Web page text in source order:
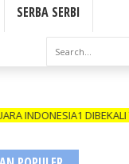
SERBA SERBI
DIBEKALI TANDA